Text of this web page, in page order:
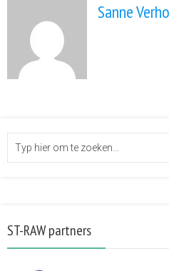
Sanne
ST-RAW partners